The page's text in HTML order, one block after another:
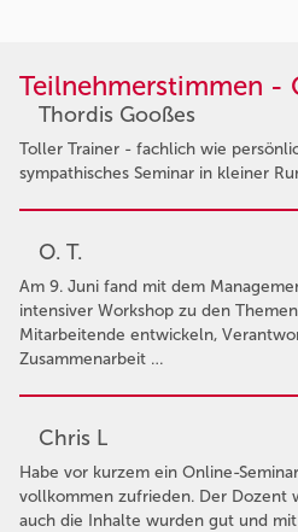
Teilnehmerstimmen -
Thordis Gooßes
Toller Trainer - fachlich wie
sympathisches Seminar in kleiner
O. T.
Am 9. Juni fand mit dem
intensiver Workshop zu den
Mitarbeitende entwickeln,
Zusammenarbeit …
Chris L
Habe vor kurzem ein Online-
vollkommen zufrieden. Der Dozent
auch die Inhalte wurden gut und